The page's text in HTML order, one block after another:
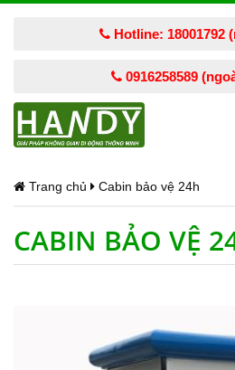
Hotline: 18001792
0916258589
Trang chủ Cabin bảo vệ 24h
CABIN BẢO VỆ